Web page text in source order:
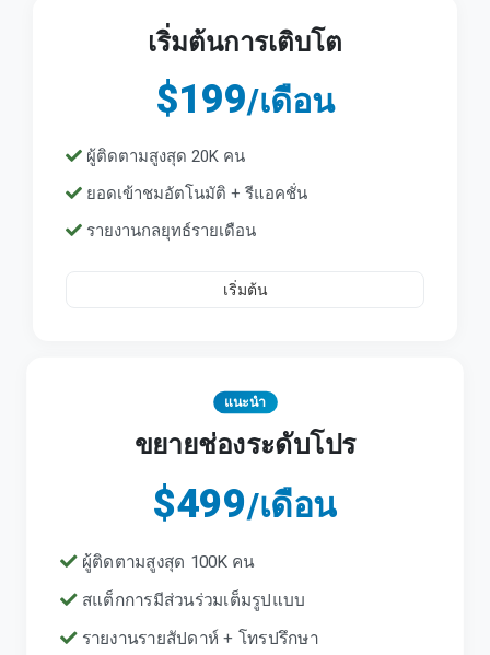
เริ่มต้นการเติบโต
$199/เดือน
ผู้ติดตามสูงสุด 20K คน
ยอดเข้าชมอัตโนมัติ + รีแอคชั่น
รายงานกลยุทธ์รายเดือน
เริ่มต้น
แนะนำ
ขยายช่องระดับโปร
$499/เดือน
ผู้ติดตามสูงสุด 100K คน
สแต็กการมีส่วนร่วมเต็มรูปแบบ
รายงานรายสัปดาห์ + โทรปรึกษา